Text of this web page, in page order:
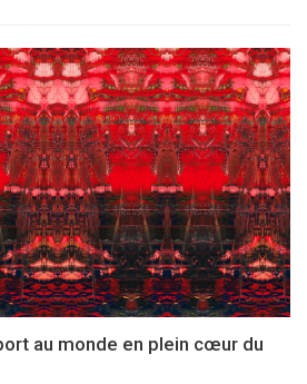
au monde en plein cœur du